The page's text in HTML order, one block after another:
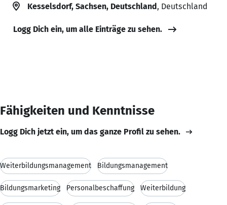
Kesselsdorf, Sachsen, Deutschland, Deutschland
Logg Dich ein, um alle Einträge zu sehen.
Fähigkeiten und Kenntnisse
Logg Dich jetzt ein, um das ganze Profil zu sehen.
Weiterbildungsmanagement Bildungsmanagement
Bildungsmarketing Personalbeschaffung Weiterbildung